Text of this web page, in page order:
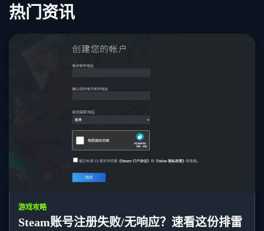
热门资讯
游戏攻略
Steam账号注册失败/无响应？速看这份排雷